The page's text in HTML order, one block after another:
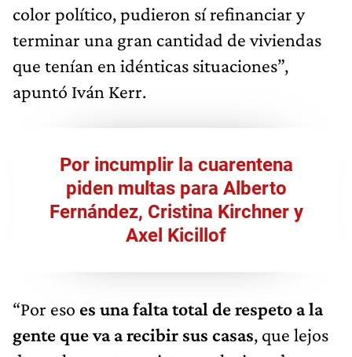
color político, pudieron sí refinanciar y
terminar una gran cantidad de viviendas
que tenían en idénticas situaciones”,
apuntó Iván Kerr.
Por incumplir la cuarentena
piden multas para Alberto
Fernández, Cristina Kirchner y
Axel Kicillof
“Por eso es una falta total de respeto a la
gente que va a recibir sus casas, que lejos